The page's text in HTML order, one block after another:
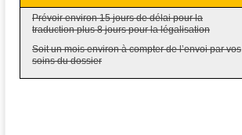
Prévoir environ 15 jours de délai pour la
traduction plus 8 jours pour la légalisation
Soit un mois environ à compter de l’envoi par vos
soins du dossier